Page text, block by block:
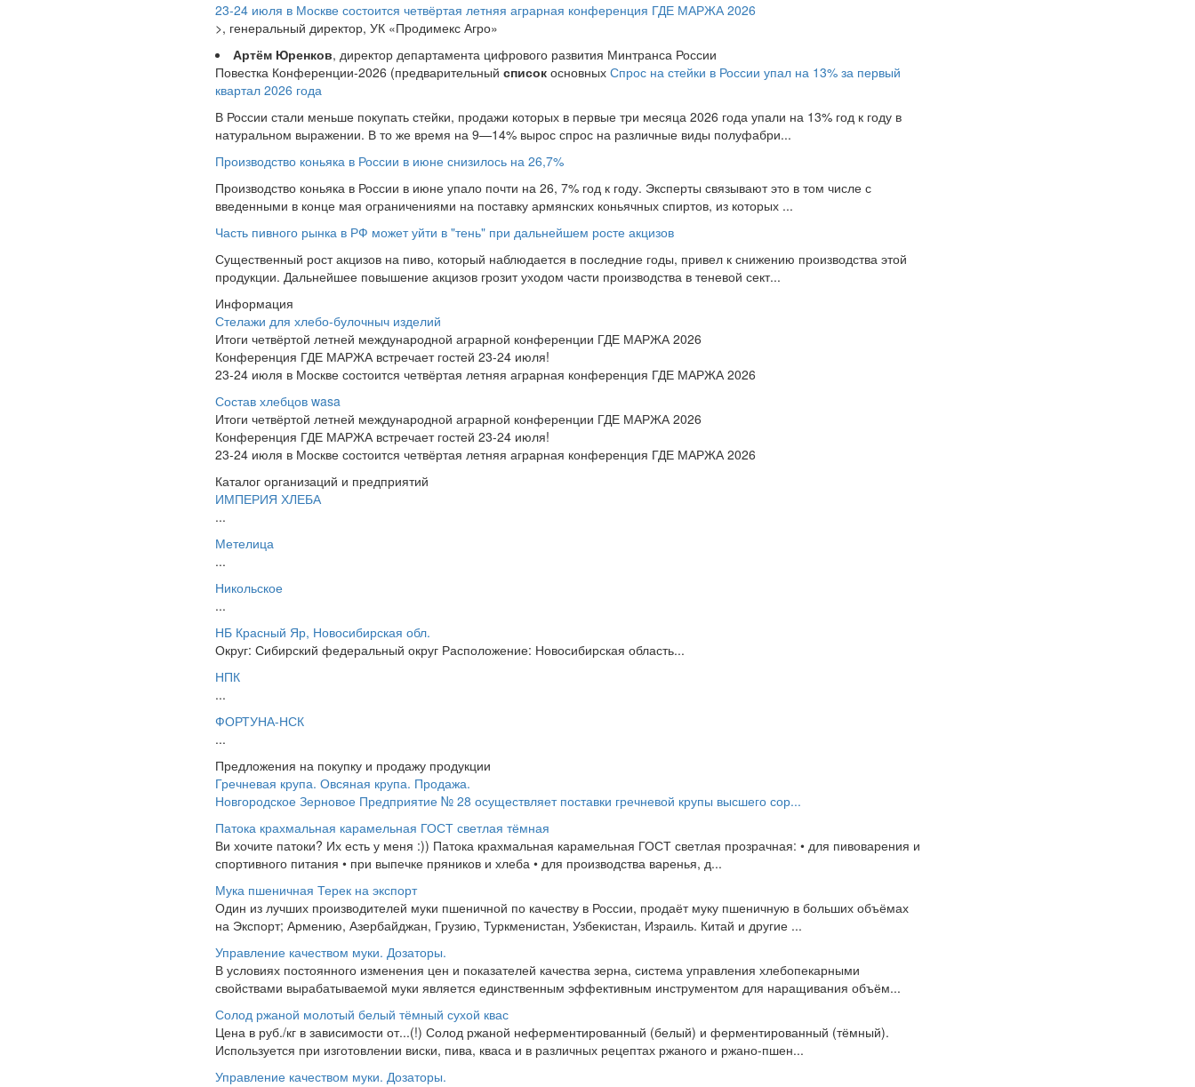
23-24 июля в Москве состоится четвёртая летняя аграрная конференция ГДЕ МАРЖА 2026
>, генеральный директор, УК «Продимекс Агро»
Артём Юренков, директор департамента цифрового развития Минтранса России
Повестка Конференции-2026 (предварительный список основных Спрос на стейки в России упал на 13% за первый
квартал 2026 года
В России стали меньше покупать стейки, продажи которых в первые три месяца 2026 года упали на 13% год к году в
натуральном выражении. В то же время на 9—14% вырос спрос на различные виды полуфабри...
Производство коньяка в России в июне снизилось на 26,7%
Производство коньяка в России в июне упало почти на 26, 7% год к году. Эксперты связывают это в том числе с
введенными в конце мая ограничениями на поставку армянских коньячных спиртов, из которых ...
Часть пивного рынка в РФ может уйти в "тень" при дальнейшем росте акцизов
Существенный рост акцизов на пиво, который наблюдается в последние годы, привел к снижению производства этой
продукции. Дальнейшее повышение акцизов грозит уходом части производства в теневой сект...
Информация
Стелажи для хлебо-булочныч изделий
Итоги четвёртой летней международной аграрной конференции ГДЕ МАРЖА 2026
Конференция ГДЕ МАРЖА встречает гостей 23-24 июля!
23-24 июля в Москве состоится четвёртая летняя аграрная конференция ГДЕ МАРЖА 2026
Состав хлебцов wasa
Итоги четвёртой летней международной аграрной конференции ГДЕ МАРЖА 2026
Конференция ГДЕ МАРЖА встречает гостей 23-24 июля!
23-24 июля в Москве состоится четвёртая летняя аграрная конференция ГДЕ МАРЖА 2026
Каталог организаций и предприятий
ИМПЕРИЯ ХЛЕБА
...
Метелица
...
Никольское
...
НБ Красный Яр, Новосибирская обл.
Округ: Сибирский федеральный округ Расположение: Новосибирская область...
НПК
...
ФОРТУНА-НСК
...
Предложения на покупку и продажу продукции
Гречневая крупа. Овсяная крупа. Продажа.
Новгородское Зерновое Предприятие № 28 осуществляет поставки гречневой крупы высшего сор...
Патока крахмальная карамельная ГОСТ светлая тёмная
Ви хочите патоки? Их есть у меня :)) Патока крахмальная карамельная ГОСТ светлая прозрачная: • для пивоварения и
спортивного питания • при выпечке пряников и хлеба • для производства варенья, д...
Мука пшеничная Терек на экспорт
Один из лучших производителей муки пшеничной по качеству в России, продаёт муку пшеничную в больших объёмах
на Экспорт; Армению, Азербайджан, Грузию, Туркменистан, Узбекистан, Израиль. Китай и другие ...
Управление качеством муки. Дозаторы.
В условиях постоянного изменения цен и показателей качества зерна, система управления хлебопекарными
свойствами вырабатываемой муки является единственным эффективным инструментом для наращивания объём...
Солод ржаной молотый белый тёмный сухой квас
Цена в руб./кг в зависимости от...(!) Солод ржаной неферментированный (белый) и ферментированный (тёмный).
Используется при изготовлении виски, пива, кваса и в различных рецептах ржаного и ржано-пшен...
Управление качеством муки. Дозаторы.